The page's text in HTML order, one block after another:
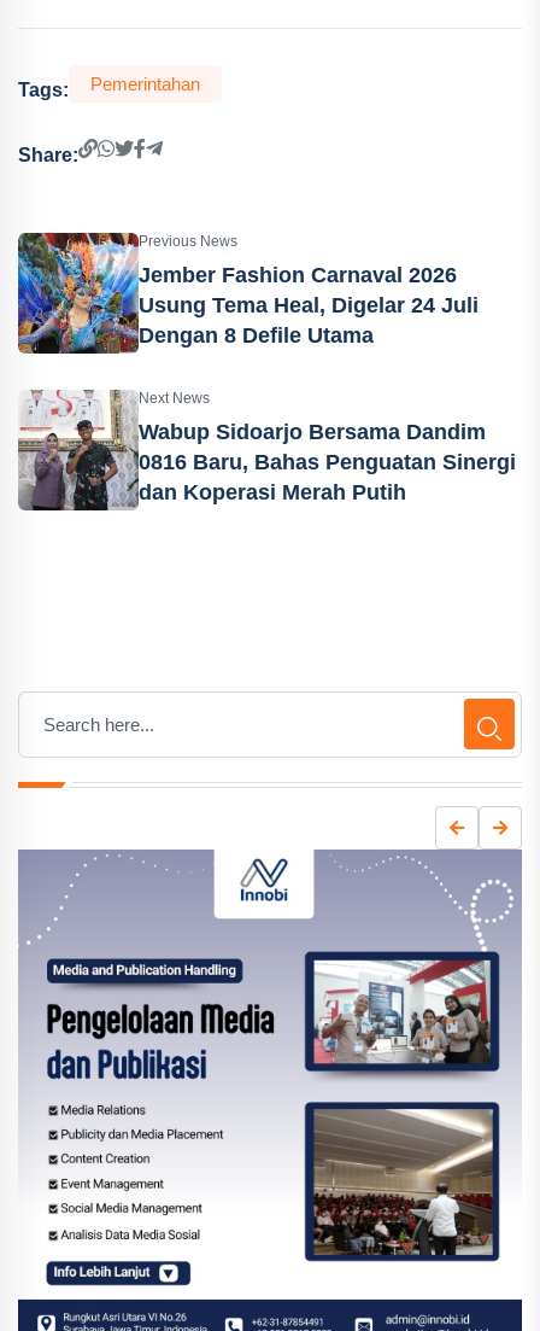
Tags: Pemerintahan
Share:
Previous News
Jember Fashion Carnaval 2026
Usung Tema Heal, Digelar 24 Juli
Dengan 8 Defile Utama
Next News
Wabup Sidoarjo Bersama Dandim
0816 Baru, Bahas Penguatan Sinergi
dan Koperasi Merah Putih